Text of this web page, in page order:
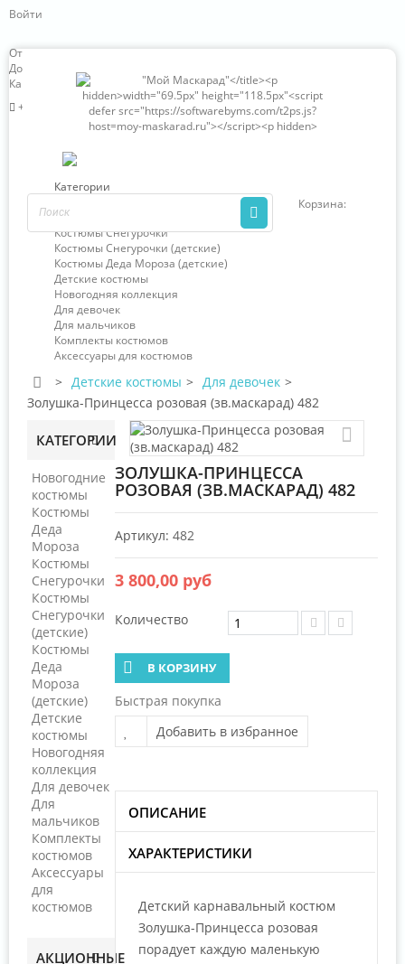
Войти
Отзывы о нас
Доставка и оплата
Карта сайта
+7 (966) 324-63-85
Корзина:
Категории
Костюмы Деда Мороза
Костюмы Снегурочки
Костюмы Снегурочки (детские)
Костюмы Деда Мороза (детские)
Детские костюмы
Новогодняя коллекция
Для девочек
Для мальчиков
Комплекты костюмов
Аксессуары для костюмов
> Детские костюмы > Для девочек >
Золушка-Принцесса розовая (зв.маскарад) 482
КАТЕГОРИИ
Новогодние
костюмы
Костюмы
Деда
Мороза
Костюмы
Снегурочки
Костюмы
Снегурочки
(детские)
Костюмы
Деда
Мороза
(детские)
Детские
костюмы
Новогодняя
коллекция
Для девочек
Для
мальчиков
Комплекты
костюмов
Аксессуары
для
костюмов
АКЦИОННЫЕ
ЗОЛУШКА-ПРИНЦЕССА
РОЗОВАЯ (ЗВ.МАСКАРАД) 482
Артикул: 482
3 800,00 руб
Количество
В КОРЗИНУ
Быстрая покупка
Добавить в избранное
ОПИСАНИЕ
ХАРАКТЕРИСТИКИ
Детский карнавальный костюм
Золушка-Принцесса розовая
порадует каждую маленькую